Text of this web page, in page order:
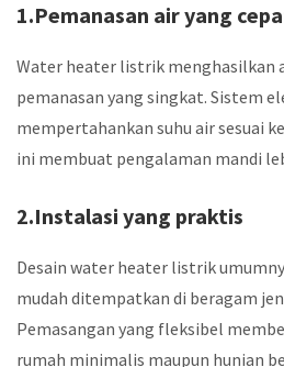
1.Pemanasan air yang
Water heater listrik menghasilkan
pemanasan yang singkat. Sistem
mempertahankan suhu air sesuai
ini membuat pengalaman mandi
2.Instalasi yang praktis
Desain water heater listrik
mudah ditempatkan di beragam
Pemasangan yang fleksibel
rumah minimalis maupun hunian